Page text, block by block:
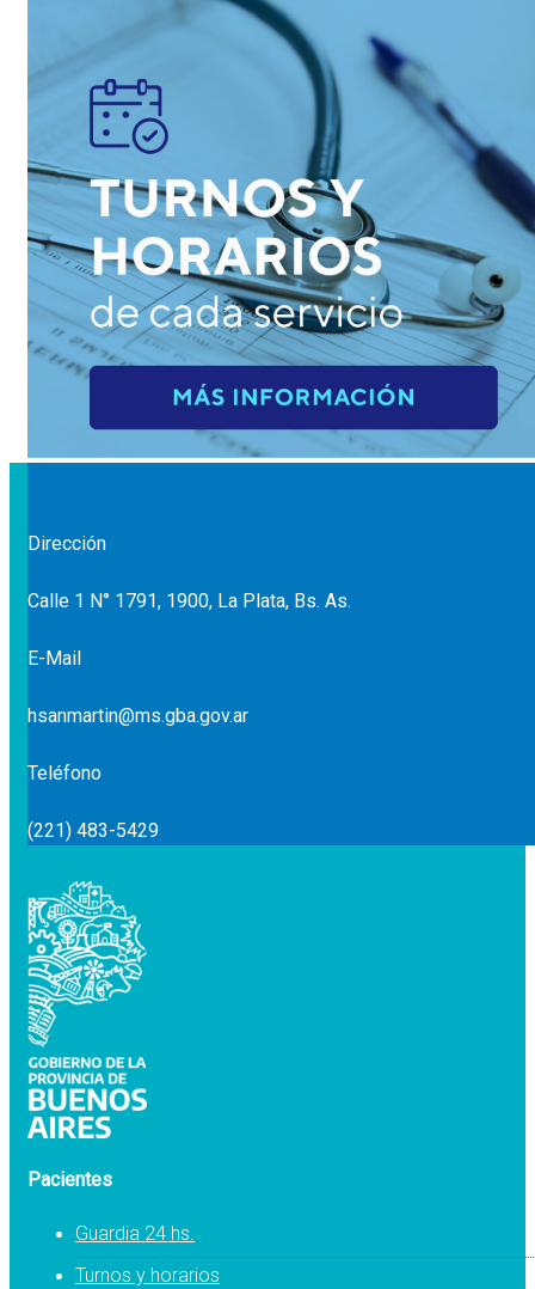
Dirección
Calle 1 N° 1791, 1900, La Plata, Bs. As.
E-Mail
hsanmartin@ms.gba.gov.ar
Teléfono
(221) 483-5429
Pacientes
Guardia 24 hs.
Turnos y horarios